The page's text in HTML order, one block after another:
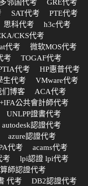
多邻国代考
GRE代考
SAT代考
PTE代考
思科代考
h3c代考
CKS代考
代考
微软MOS代考
考
TOGAF代考
代考
HP惠普代考
生代考
VMware代考
们博客
ACA代考
公共會計師代考
UNLPP證書代考
autodesk認證代考
azure認證代考
代考
acams代考
考
lpi認證 lpi代考
師認證代考
代考
DB2認證代考